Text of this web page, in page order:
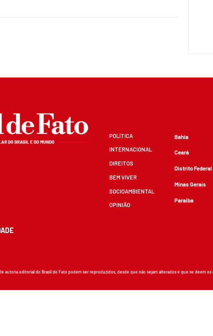
POLÍTICA
INTERNACIONAL
DIREITOS
BEM VIVER
SOCIOAMBIENTAL
OPINIÃO
Bahia
Ceará
Distrito Federal
Minas Gerais
Paraíba
autoria editorial do Brasil de Fato podem ser reproduzidos, desde que não sejam alterados e que se deem